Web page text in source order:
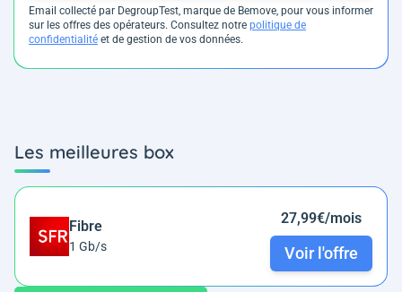
Email collecté par DegroupTest, marque de Bemove, pour vous informer
sur les offres des opérateurs. Consultez notre politique de
confidentialité et de gestion de vos données.
Les meilleures box
Fibre
1 Gb/s
27,99€/mois
Voir l'offre